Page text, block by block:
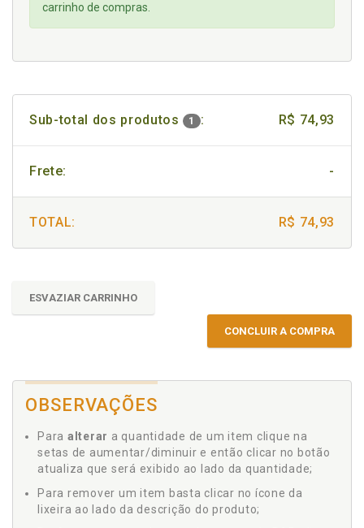
carrinho de compras.
Sub-total dos produtos 1 : R$ 74,93
Frete: -
TOTAL: R$ 74,93
ESVAZIAR CARRINHO
CONCLUIR A COMPRA
OBSERVAÇÕES
Para alterar a quantidade de um item clique na
setas de aumentar/diminuir e então clicar no botão
atualiza que será exibido ao lado da quantidade;
Para remover um item basta clicar no ícone da
lixeira ao lado da descrição do produto;